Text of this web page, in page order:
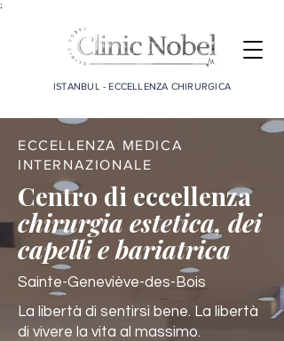
;
ISTANBUL - ECCELLENZA CHIRURGICA
ECCELLENZA MEDICA
INTERNAZIONALE
Centro di eccellenza
chirurgia estetica, dei
capelli e bariatrica
Sainte-Geneviève-des-Bois
La libertà di sentirsi bene. La libertà
di vivere la vita al massimo.